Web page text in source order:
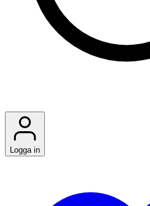
Logga in